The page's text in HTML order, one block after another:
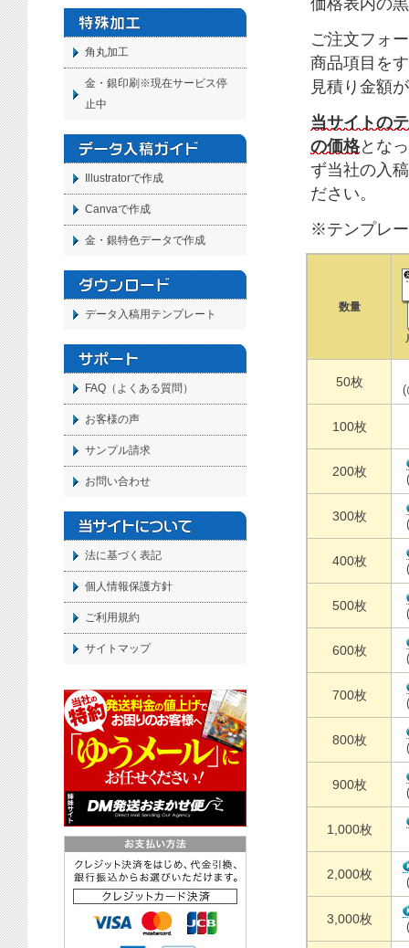
価格表内の
ご注文フォ
商品項目を
見積り金額
当サイトの
の価格とな
ず当社の入
ださい。
※テンプレ
数量
50枚
100枚
200枚
300枚
400枚
500枚
600枚
700枚
800枚
900枚
1,000枚
2,000枚
3,000枚
角丸加工
金・銀印刷※現在サービス停
止中
Illustratorで作成
Canvaで作成
金・銀特色データで作成
データ入稿用テンプレート
FAQ（よくある質問）
お客様の声
サンプル請求
お問い合わせ
法に基づく表記
個人情報保護方針
ご利用規約
サイトマップ